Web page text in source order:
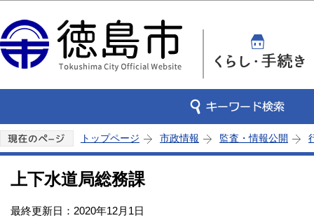
トップページ 市政情報 監査・情報公開
上下水道局総務課
最終更新日：2020年12月1日